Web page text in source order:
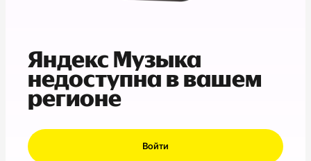
Яндекс Музыка
недоступна в вашем
регионе
Войти